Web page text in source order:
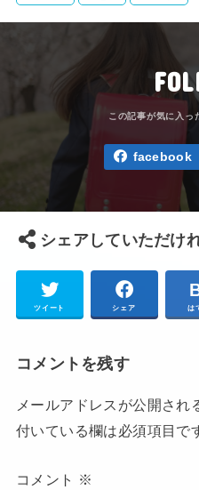
facebook
シェアしていただけ
ツイート シェア は
コメントを残す
メールアドレスが公開され
付いている欄は必須項目で
コメント ※